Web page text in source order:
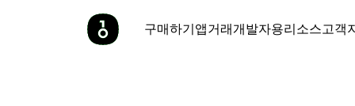
구매하기앱거래개발자용리소스고객